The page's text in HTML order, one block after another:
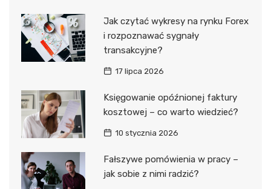
Jak czytać wykresy na rynku Forex
i rozpoznawać sygnały
transakcyjne?
17 lipca 2026
Księgowanie opóźnionej faktury
kosztowej – co warto wiedzieć?
10 stycznia 2026
Fałszywe pomówienia w pracy –
jak sobie z nimi radzić?